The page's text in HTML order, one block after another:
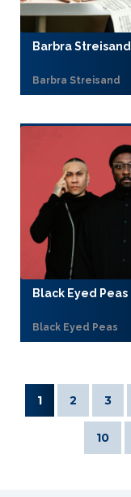
Barbra Streisand
Barbra Streisand
Black Eyed Peas
Black Eyed Peas
1 2 3
10